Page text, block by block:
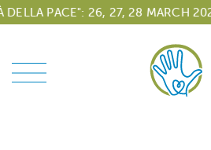
PACE": 26, 27, 28 MARCH 2027 -